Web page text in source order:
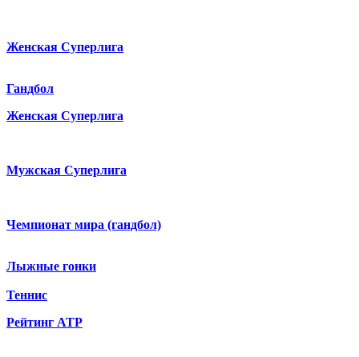
Женская Суперлига
Гандбол
Женская Суперлига
Мужская Суперлига
Чемпионат мира (гандбол)
Лыжные гонки
Теннис
Рейтинг ATP